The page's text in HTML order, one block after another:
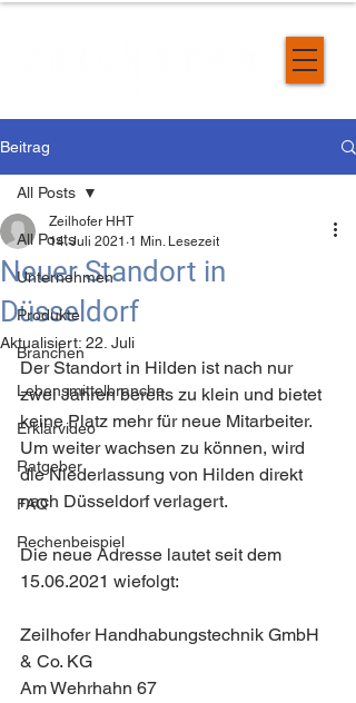
Beitrag
All Posts
Unternehmen
Produkte
Branchen
Lebensmittelbranche
Erklärvideo
Ratgeber
FAQ
Rechenbeispiel
All Posts
Neuer Standort in
Düsseldorf
Zeilhofer HHT
14. Juli 2021 1 Min. Lesezeit
Aktualisiert: 22. Juli
Der Standort in Hilden ist nach nur
zwei Jahren bereits zu klein und bietet
keine Platz mehr für neue Mitarbeiter.
Um weiter wachsen zu können, wird
die Niederlassung von Hilden direkt
nach Düsseldorf verlagert.
Die neue Adresse lautet seit dem
15.06.2021 wiefolgt:
Zeilhofer Handhabungstechnik GmbH
& Co. KG
Am Wehrhahn 67